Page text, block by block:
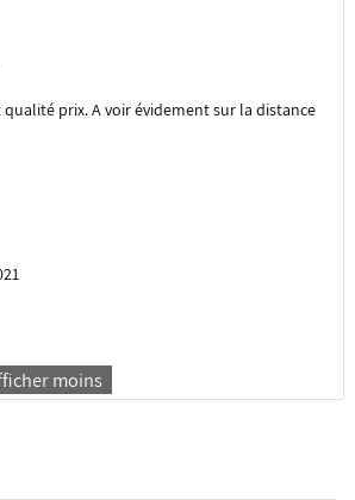
prix. A voir évidement sur la distance
moins